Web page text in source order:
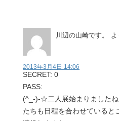
川辺の山崎です。
2013年3月4日 14:06
SECRET: 0
PASS:
(^_-)-☆二人展始まりました
たちも日程を合わせていると